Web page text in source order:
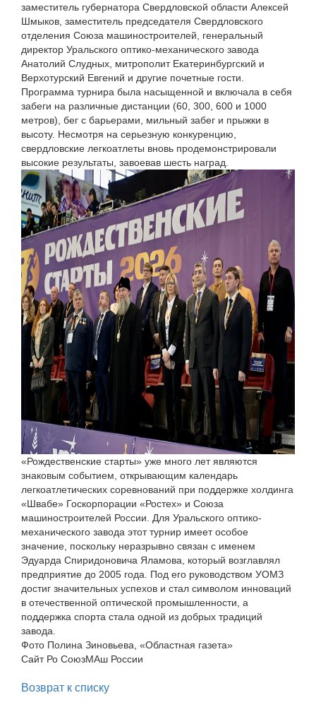
заместитель губернатора Свердловской области Алексей
Шмыков, заместитель председателя Свердловского
отделения Союза машиностроителей, генеральный
директор Уральского оптико-механического завода
Анатолий Слудных, митрополит Екатеринбургский и
Верхотурский Евгений и другие почетные гости.
Программа турнира была насыщенной и включала в себя
забеги на различные дистанции (60, 300, 600 и 1000
метров), бег с барьерами, мильный забег и прыжки в
высоту. Несмотря на серьезную конкуренцию,
свердловские легкоатлеты вновь продемонстрировали
высокие результаты, завоевав шесть наград.
«Рождественские старты» уже много лет являются
знаковым событием, открывающим календарь
легкоатлетических соревнований при поддержке холдинга
«Швабе» Госкорпорации «Ростех» и Союза
машиностроителей России. Для Уральского оптико-
механического завода этот турнир имеет особое
значение, поскольку неразрывно связан с именем
Эдуарда Спиридоновича Яламова, который возглавлял
предприятие до 2005 года. Под его руководством УОМЗ
достиг значительных успехов и стал символом инноваций
в отечественной оптической промышленности, а
поддержка спорта стала одной из добрых традиций
завода.
Фото Полина Зиновьева, «Областная газета»
Сайт Ро СоюзМАш России
Возврат к списку